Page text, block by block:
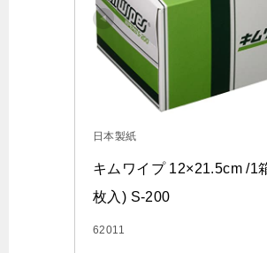
日本製紙
キムワイプ 12×21.5cm /1
枚入) S-200
62011